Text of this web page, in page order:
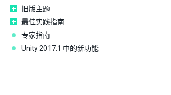
旧版主题
最佳实践指南
专家指南
Unity 2017.1 中的新功能